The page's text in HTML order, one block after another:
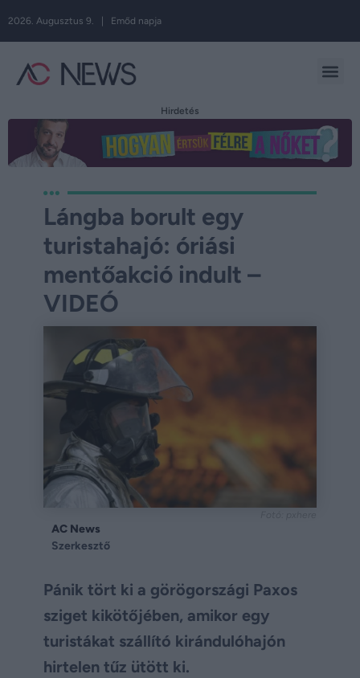
2026. Augusztus 9. | Emőd napja
Hirdetés
Lángba borult egy
turistahajó: óriási
mentőakció indult –
VIDEÓ
AC News
Szerkesztő
Pánik tört ki a görögországi Paxos
sziget kikötőjében, amikor egy
turistákat szállító kirándulóhajón
hirtelen tűz ütött ki.